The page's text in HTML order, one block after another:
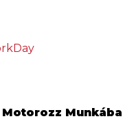
Motorozz Munkába